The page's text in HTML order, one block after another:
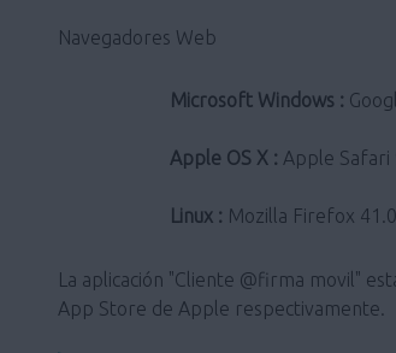
Navegadores Web
Microsoft Windows :
Apple OS X : Apple Safari
Linux : Mozilla Firefox
La aplicación "Cliente @firma movil"
App Store de Apple respectivamente.